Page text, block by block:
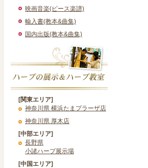
映画音楽(ピース楽譜)
輸入書(教本&曲集)
国内出版(教本&曲集)
[関東エリア]
神奈川県 横浜たまプラーザ店
神奈川県 厚木店
[中部エリア]
長野県
小諸ハープ展示場
[中国エリア]